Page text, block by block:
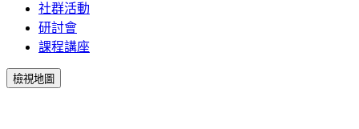
社群活動
研討會
課程講座
檢視地圖